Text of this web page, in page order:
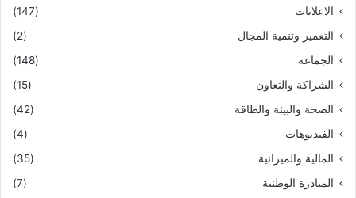
الاعلانات
(147)
التعمير وتنمية المجال
(2)
الجماعة
(148)
الشراكة والتعاون
(15)
الصحة والبيئة والطاقة
(42)
الفيديوهات
(4)
المالية والميزانية
(35)
المبادرة الوطنية
(7)